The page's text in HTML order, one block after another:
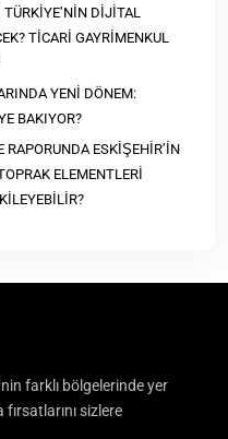
DİJİTAL
TİCARİ GAYRİMENKUL
YENİ DÖNEM:
BAKIYOR?
RAPORUNDA ESKİŞEHİR’İN
ELEMENTLERİ
farklı bölgelerinde yer
sizlere